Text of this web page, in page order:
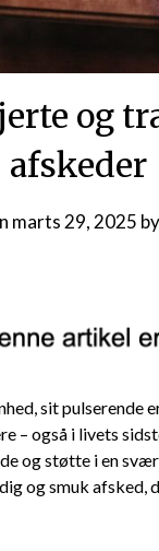
og
afskeder
marts 29, 2025 by
sit
– også i livets
og støtte i en
og smuk afsked,